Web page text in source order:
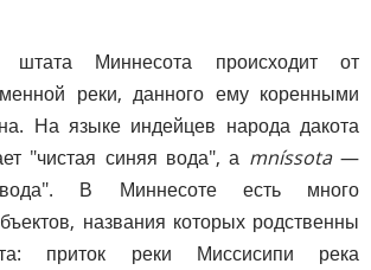
штата Миннесота происходит от
реки, данного ему коренными
На языке индейцев народа дакота
"чистая синяя вода", а mníssota—
вода". В Миннесоте есть много
названия которых родственны
приток реки Миссисипи река